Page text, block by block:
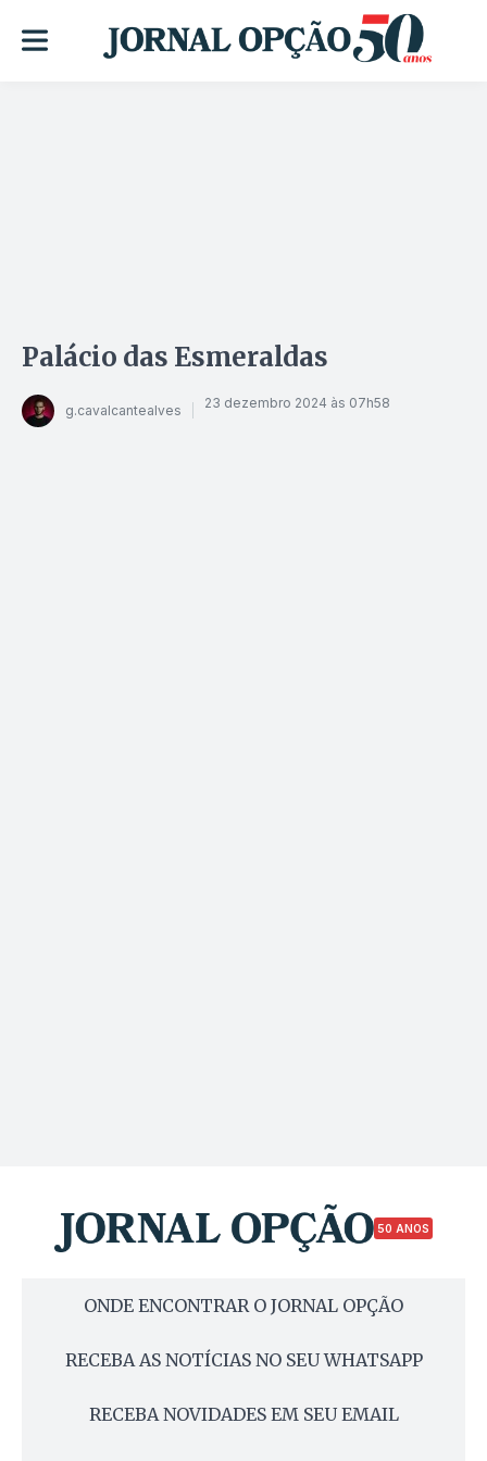
Palácio das Esmeraldas
g.cavalcantealves 23 dezembro 2024 às 07h58
50 ANOS
ONDE ENCONTRAR O JORNAL OPÇÃO
RECEBA AS NOTÍCIAS NO SEU WHATSAPP
RECEBA NOVIDADES EM SEU EMAIL